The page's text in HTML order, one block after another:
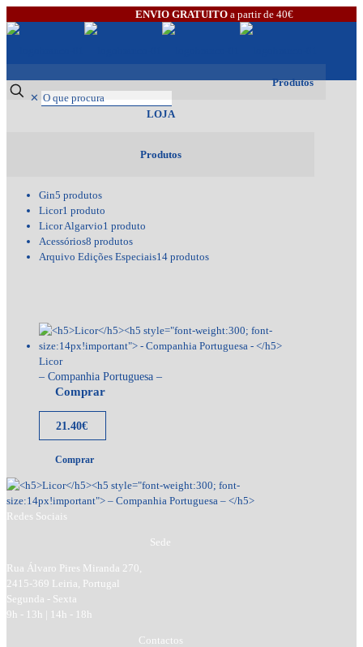
ENVIO GRATUITOa partir de 40€
✕
LOJA
Produtos
Gin5 produtos
Licor1 produto
Licor Algarvio1 produto
Acessórios8 produtos
Arquivo Edições Especiais14 produtos
Licor
– Companhia Portuguesa –
Comprar
21.40€
Comprar
Produtos
Redes Sociais
Sede
Rua Álvaro Pires Miranda 270,
2415-369 Leiria, Portugal
Segunda - Sexta
9h - 13h | 14h - 18h
Contactos